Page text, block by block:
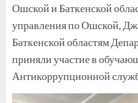
Ошской и Баткенской
управления по Ошской,
Баткенской областям
приняли участие в
Антикоррупционной